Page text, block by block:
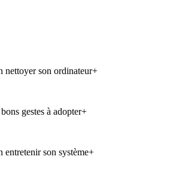
nettoyer son ordinateur+
gestes à adopter+
entretenir son système+